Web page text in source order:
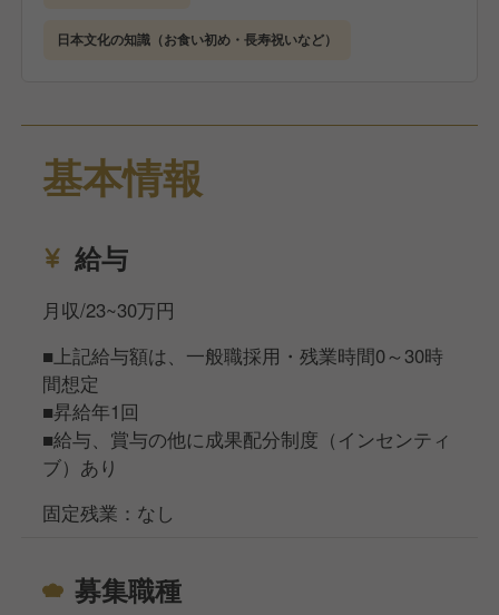
を体現するスキルを習得することからスタートし、着
日本文化の知識（お食い初め・長寿祝いなど）
基本情報
給与
月収/23~30万円
■上記給与額は、一般職採用・残業時間0～30時
間想定
■昇給年1回
■給与、賞与の他に成果配分制度（インセンティ
ブ）あり
固定残業：なし
募集職種